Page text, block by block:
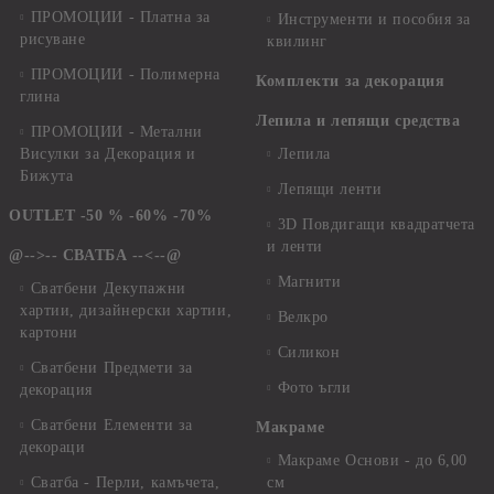
ПРОМОЦИИ - Платна за
рисуване
ПРОМОЦИИ - Полимерна
глина
ПРОМОЦИИ - Метални
Висулки за Декорация и
Бижута
OUTLET -50 % -60% -70%
@-->-- СВАТБА --<--@
Сватбени Декупажни
хартии, дизайнерски хартии,
картони
Сватбени Предмети за
декорация
Сватбени Елементи за
декораци
Сватба - Перли, камъчета,
Инструменти и пособия за
квилинг
Комплекти за декорация
Лепила и лепящи средства
Лепила
Лепящи ленти
3D Повдигащи квадратчета
и ленти
Магнити
Велкро
Силикон
Фото ъгли
Макраме
Макраме Основи - до 6,00
см